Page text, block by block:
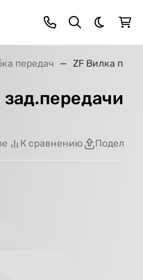
Темная
передач ZF Вилка
К сравнению